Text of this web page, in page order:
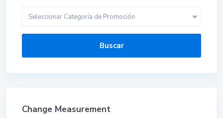
Seleccionar Categoría de Promoción
Buscar
Change Measurement